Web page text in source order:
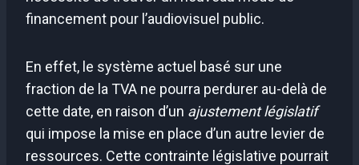
financement pour l’audiovisuel public.
En effet, le système actuel basé sur une
fraction de la TVA ne pourra perdurer au-delà de
cette date, en raison d’un ajustement législatif
qui impose la mise en place d’un autre levier de
ressources. Cette contrainte législative pourrait